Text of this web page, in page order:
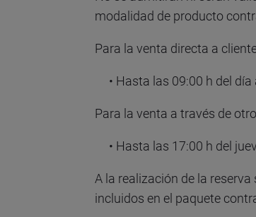
modalidad de producto
Para la venta directa a
• Hasta las 09:00 h del
Para la venta a través de
• Hasta las 17:00 h del
A la realización de la
incluidos en el paquete